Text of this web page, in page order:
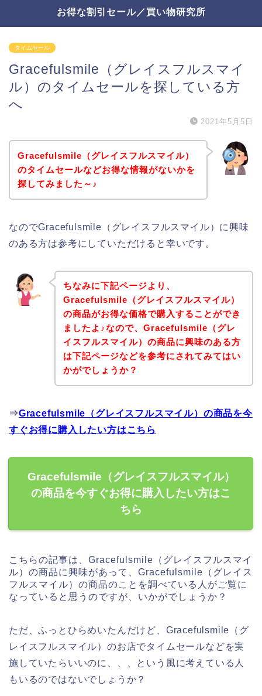
お得な割引セール／買い物研究所
タイムセール
Gracefulsmile（グレイスフルスマイ
ル）のタイムセールを探している方
へ
2021年5月5日
Gracefulsmile（グレイスフルスマイル）
のタイムセールなどお得な情報がないかを
探してみました～♪
なのでGracefulsmile（グレイスフルスマイル）に興味
のある方は参考にしていただけると幸いです。
ちなみに下記ページより、
Gracefulsmile（グレイスフルスマイル）
の商品がお得な価格で購入することができ
ましたよ♪なので、Gracefulsmile（グレ
イスフルスマイル）の商品に興味のある方
は下記ページなどを参考にされてみてはい
かがでしょうか？
⇒Gracefulsmile（グレイスフルスマイル）の商品を今
すぐお得に購入したい方はこちら
Gracefulsmile（グレイスフルスマイル）
の商品を今すぐお得に購入したい方はこ
ちら
こちらの記事は、Gracefulsmile（グレイスフルスマイ
ル）の商品に興味があって、Gracefulsmile（グレイス
フルスマイル）の商品のことを調べている人がご覧に
なっていると思うのですが、いかがでしょうか？
ただ、ふっとひらめいたんだけど、Gracefulsmile（グ
レイスフルスマイル）のお店でタイムセールなどを実
施していたらいいのに、、、という風に考えている人
もいるのではないでしょうか？